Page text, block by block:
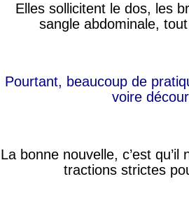
Elles sollicitent le dos, les
sangle abdominale,
Pourtant, beaucoup de
voire
La bonne nouvelle, c’est
tractions strictes